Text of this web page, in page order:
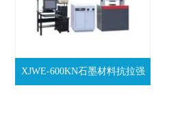
XJWE-600KN石墨材料抗拉强